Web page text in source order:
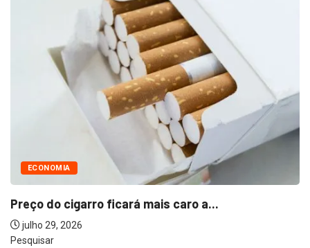
ECONOMIA
Preço do cigarro ficará mais caro a...
julho 29, 2026
Pesquisar